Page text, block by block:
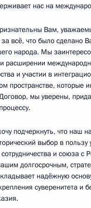
нас на
Вам,
всё, что было сделано
народа. Мы
расширении
и участии в
пространстве, которые
мы уверены,
подчеркнуть, что наш
выбор в пользу
и союза с
долгосрочным,
надёжную
суверенитета и